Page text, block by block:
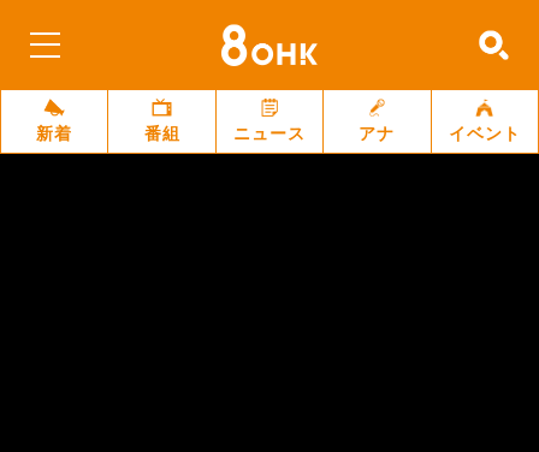
新着 番組 ニュース アナ イベント